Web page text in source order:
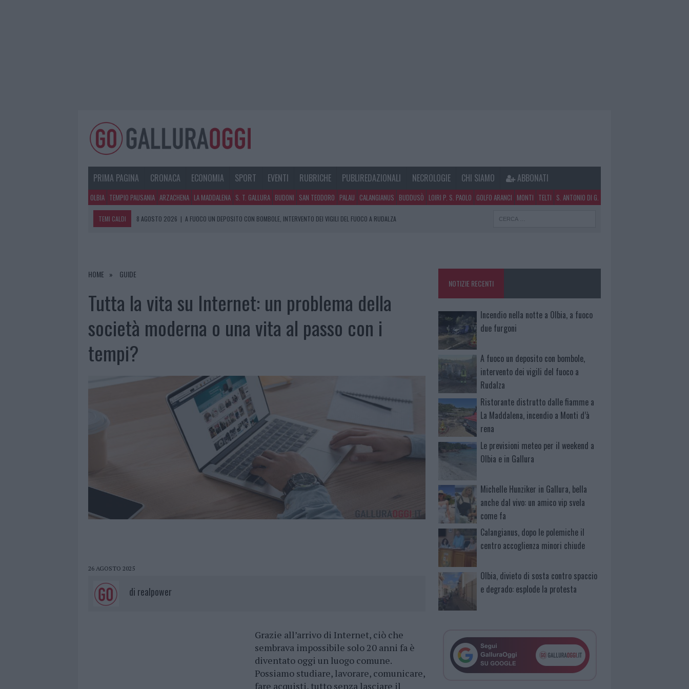
PRIMA PAGINA CRONACA ECONOMIA SPORT EVENTI RUBRICHE PUBLIREDAZIONALI NECROLOGIE CHI SIAMO ABBONATI
OLBIA TEMPIO PAUSANIA ARZACHENA LA MADDALENA S. T. GALLURA BUDONI SAN TEODORO PALAU CALANGIANUS BUDDUSÒ LOIRI P. S. PAOLO GOLFO ARANCI MONTI TELTI S. ANTONIO DI G.
TEMI CALDI 8 AGOSTO 2026 | A FUOCO UN DEPOSITO CON BOMBOLE, INTERVENTO DEI VIGILI DEL FUOCO A RUDALZA
7 AGOSTO 2026
HOME GUIDE
Tutta la vita su Internet: un problema della
società moderna o una vita al passo con i
tempi?
26 AGOSTO 2025
di realpower
Grazie all’arrivo di Internet, ciò che
sembrava impossibile solo 20 anni fa è
diventato oggi un luogo comune.
Possiamo studiare, lavorare, comunicare,
fare acquisti, tutto senza lasciare il
NOTIZIE RECENTI
Incendio nella notte a Olbia, a fuoco
due furgoni
A fuoco un deposito con bombole,
intervento dei vigili del fuoco a
Rudalza
Ristorante distrutto dalle fiamme a
La Maddalena, incendio a Monti d’à
rena
Le previsioni meteo per il weekend a
Olbia e in Gallura
Michelle Hunziker in Gallura, bella
anche dal vivo: un amico vip svela
come fa
Calangianus, dopo le polemiche il
centro accoglienza minori chiude
Olbia, divieto di sosta contro spaccio
e degrado: esplode la protesta